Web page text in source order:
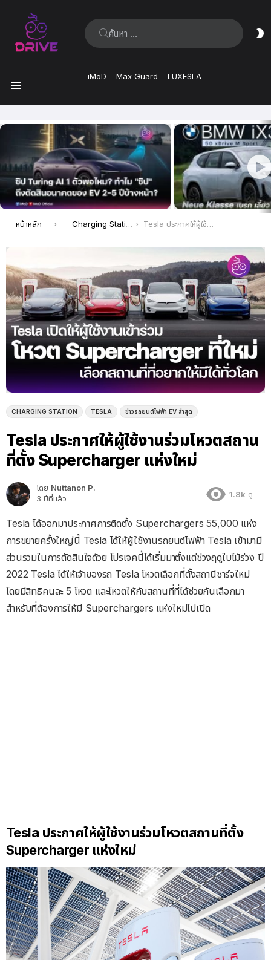
ค้นหา:
iMoD Max Guard LUXESLA
ล่าสุด
คุณอยู่ที่นี่:
หน้าหลัก Charging Station Tesla ประกาศให้ผู้ใช้งานร่วมโหวตสถานที่ตั้ง Supercharger แห่งใหม่
CHARGING STATION TESLA ข่าวรถยนต์ไฟฟ้า EV ล่าสุด
Tesla ประกาศให้ผู้ใช้งานร่วมโหวตสถาน
ที่ตั้ง Supercharger แห่งใหม่
โดย Nuttanon P.
3 ปีที่แล้ว
1.8k ดู
Tesla ได้ออกมาประกาศการติดตั้ง Superchargers 55,000 แห่ง
การขยายครั้งใหญ่นี้ Tesla ได้ให้ผู้ใช้งานรถยนต์ไฟฟ้า Tesla เข้ามามี
ส่วนรวมในการตัดสินใจด้วย โปรเจคนี้ได้เริ่มมาตั้งแต่ช่วงฤดูใบไม้ร่วง ปี
2022 Tesla ได้ให้เจ้าของรถ Tesla โหวตเลือกที่ตั้งสถานีชาร์จใหม่
โดยมีสิทธิคนละ 5 โหวต และโหวตให้กับสถานที่ที่ได้ช่วยกันเลือกมา
สำหรับที่ต้องการให้มี Superchargers แห่งใหม่ไปเปิด
Tesla ประกาศให้ผู้ใช้งานร่วมโหวตสถานที่ตั้ง
Supercharger แห่งใหม่